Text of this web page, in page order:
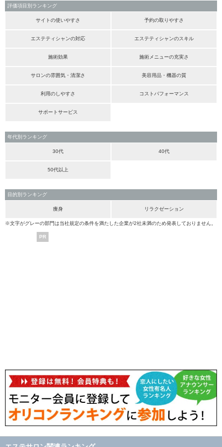
評価項目別ランキング
サイトの使いやすさ 予約の取りやすさ
エステティシャンの対応 エステティシャンのスキル
施術効果 施術メニューの充実さ
サロンの雰囲気・清潔さ 美容用品・機器の質
利用のしやすさ コストパフォーマンス
サポートサービス
年代別ランキング
30代 40代
50代以上
目的別ランキング
痩身 リラクゼーション
※文字がグレーの部門は当社規定の条件を満たした企業が2社未満のため発表しておりません。
PR